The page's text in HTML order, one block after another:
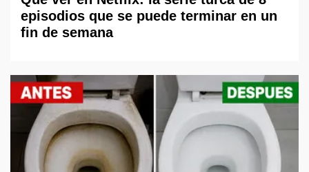
episodios que se puede terminar en un
fin de semana